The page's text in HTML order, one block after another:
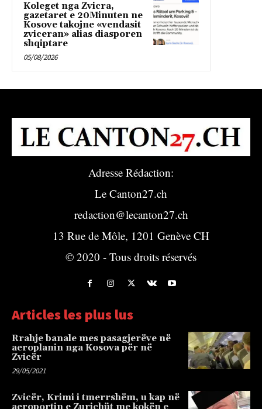
Koleget nga Zvicra,
gazetaret e 20Minuten ne
Kosove takojne «vendasit
zviceran» alias diasporen
shqiptare
05/08/2026
Adresse Rédaction:
Le Canton27.ch
redaction@lecanton27.ch
13 Rue de Môle, 1201 Genève CH
© 2020 - Tous droits réservés
Articles les plus lus
Rrahje banale mes pasagjerëve në
aeroplanin nga Kosova për në
Zvicër
29/05/2021
Zvicër, Krimi i tmerrshëm, u kap në